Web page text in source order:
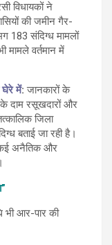
विधायकों ने
की जमीन गैर-
183 संदिग्ध मामलों
मामले वर्तमान में
घेरे में: जानकारों के
के दाम रसूखदारों और
जिला
बताई जा रही है।
कई अनैतिक और
भी आर-पार की